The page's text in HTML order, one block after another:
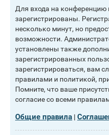
Для входа на
зарегистрированы.
несколько минут, но
возможности.
установлены также
зарегистрированных
зарегистрироваться, вам
правилами и политикой,
Помните, что ваше
согласие со всеми
Общие правила |